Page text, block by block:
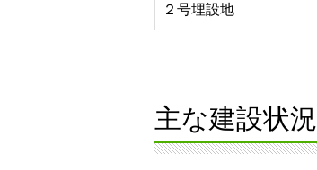
２号埋設地
主な建設状況